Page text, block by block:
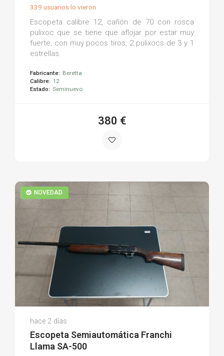
339 usuarios lo vieron
Escopeta calibre 12, cañón de 70 con rosca
pulixoc que se tiene que aflojar por estar muy
fuerte, con muy pocos tiros, 2 pulixocs de 3 y 1
estrellas.
Fabricante: Beretta
Calibre: 12
Estado: Seminuevo
380 €
NOVEDAD
Daniel D.
(0)
hace 2 días
Escopeta Semiautomática Franchi
Llama SA-500